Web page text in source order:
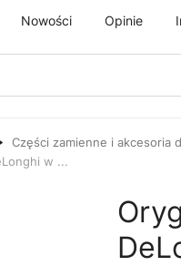
Nowości Opinie
Części zamienne i akcesoria
w ...